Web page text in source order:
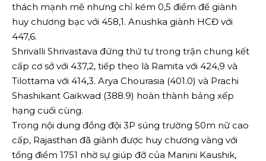
thách mạnh mẽ nhưng chỉ kém 0,5 điểm để giành
huy chương bạc với 458,1. Anushka giành HCĐ với
447,6.
Shrivalli Shrivastava đứng thứ tư trong trận chung kết
cấp cơ sở với 437,2, tiếp theo là Ramita với 424,9 và
Tilottama với 414,3. Arya Chourasia (401.0) và Prachi
Shashikant Gaikwad (388.9) hoàn thành bảng xếp
hạng cuối cùng.
Trong nội dung đồng đội 3P súng trường 50m nữ cao
cấp, Rajasthan đã giành được huy chương vàng với
tổng điểm 1751 nhờ sự giúp đỡ của Manini Kaushik,